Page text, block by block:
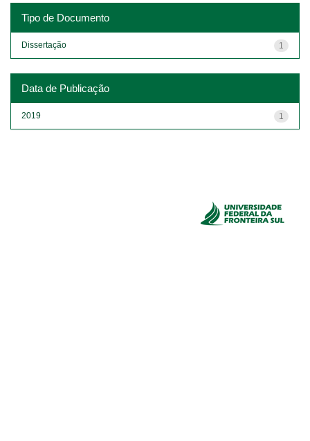
Tipo de Documento
1
Dissertação
Data de Publicação
1
2019